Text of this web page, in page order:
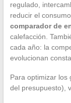
regulado,
reducir el
comparador de
calefacción.
cada año: la
evolucionan
Para optimizar los
del presupuesto),